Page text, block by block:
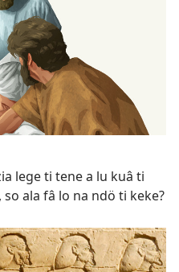
lege ti tene a lu kuâ ti
ala fâ lo na ndö ti keke?